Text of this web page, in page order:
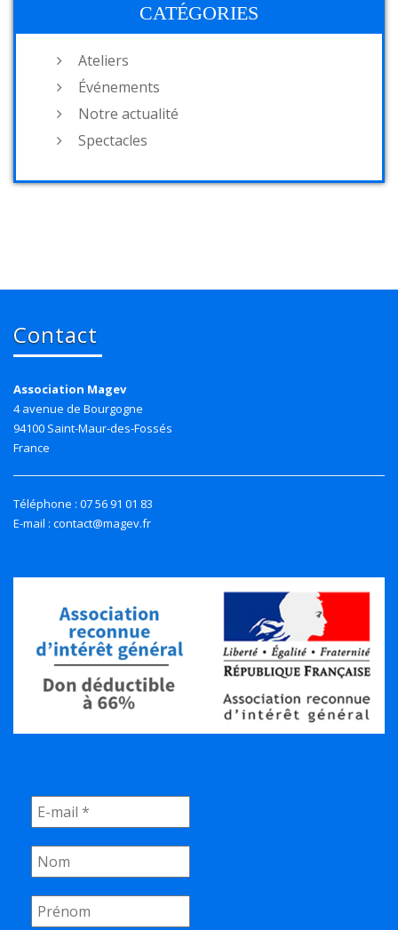
CATÉGORIES
Ateliers
Événements
Notre actualité
Spectacles
Contact
Association Magev
4 avenue de Bourgogne
94100 Saint-Maur-des-Fossés
France
Téléphone : 07 56 91 01 83
E-mail : contact@magev.fr